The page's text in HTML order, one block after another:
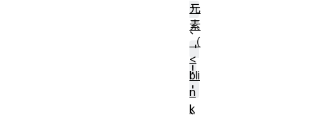
'
、
'
!
'
、
元
素
（
<
bli
n
k